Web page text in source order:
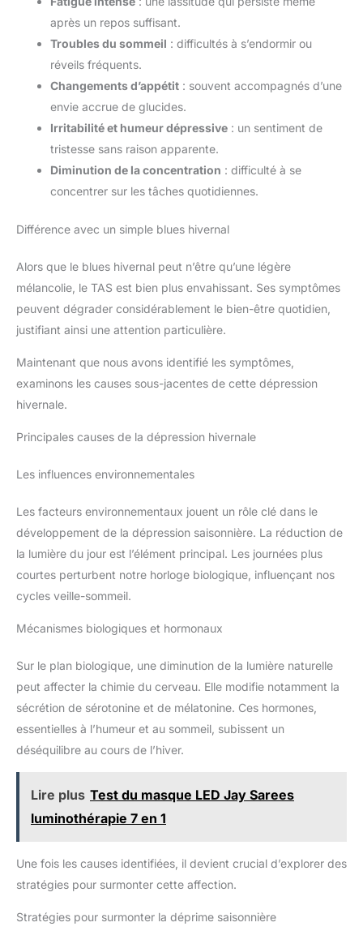
après un repos suffisant.
Troubles du sommeil : difficultés à s’endormir ou
réveils fréquents.
Changements d’appétit : souvent accompagnés d’une
envie accrue de glucides.
Irritabilité et humeur dépressive : un sentiment de
tristesse sans raison apparente.
Diminution de la concentration : difficulté à se
concentrer sur les tâches quotidiennes.
Différence avec un simple blues hivernal
Alors que le blues hivernal peut n’être qu’une légère
mélancolie, le TAS est bien plus envahissant. Ses symptômes
peuvent dégrader considérablement le bien-être quotidien,
justifiant ainsi une attention particulière.
Maintenant que nous avons identifié les symptômes,
examinons les causes sous-jacentes de cette dépression
hivernale.
Principales causes de la dépression hivernale
Les influences environnementales
Les facteurs environnementaux jouent un rôle clé dans le
développement de la dépression saisonnière. La réduction de
la lumière du jour est l’élément principal. Les journées plus
courtes perturbent notre horloge biologique, influençant nos
cycles veille-sommeil.
Mécanismes biologiques et hormonaux
Sur le plan biologique, une diminution de la lumière naturelle
peut affecter la chimie du cerveau. Elle modifie notamment la
sécrétion de sérotonine et de mélatonine. Ces hormones,
essentielles à l’humeur et au sommeil, subissent un
déséquilibre au cours de l’hiver.
Lire plus Test du masque LED Jay Sarees
luminothérapie 7 en 1
Une fois les causes identifiées, il devient crucial d’explorer des
stratégies pour surmonter cette affection.
Stratégies pour surmonter la déprime saisonnière